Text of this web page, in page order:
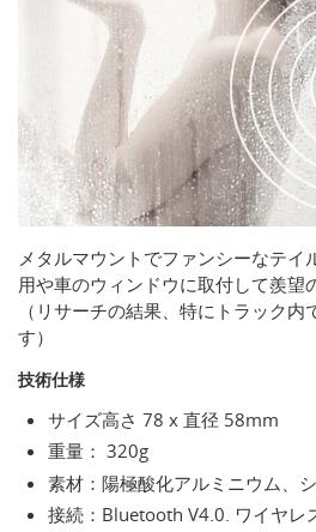
メタルマウントでファンシーなテイ
用や車のウィンドウに取付して羨望
（リサーチの結果、特にトラック
す）
技術仕様
サイズ高さ 78 x 直径 58mm
重量： 320g
素材：陽極酸化アルミニウム、
接続：Bluetooth V4.0. ワイヤレ